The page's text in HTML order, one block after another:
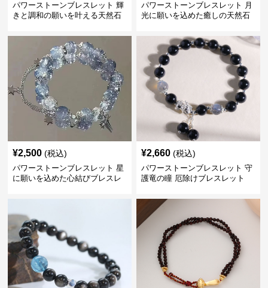
パワーストーンブレスレット 輝
きと調和の願いを叶える天然石
パワーストーンブレスレット 月
光に願いを込めた癒しの天然石
¥2,500 (税込)
パワーストーンブレスレット 星
に願いを込めた心結びブレスレ
¥2,660 (税込)
パワーストーンブレスレット 守
護竜の瞳 厄除けブレスレット